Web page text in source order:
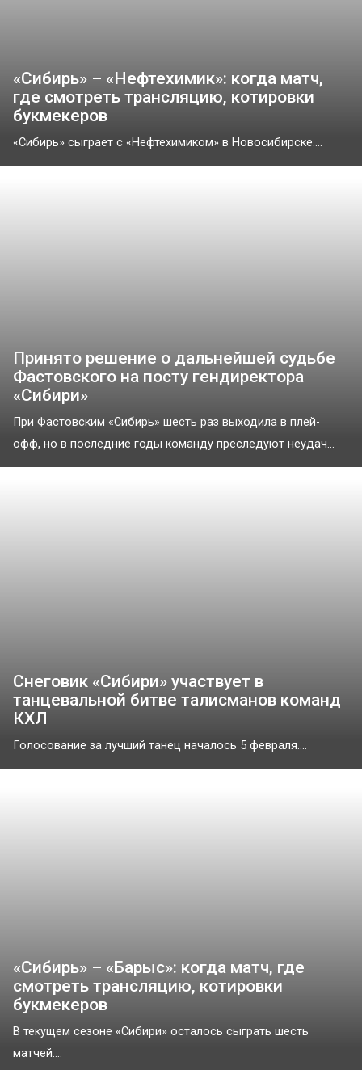
«Сибирь» – «Нефтехимик»: когда матч,
где смотреть трансляцию, котировки
букмекеров
«Сибирь» сыграет с «Нефтехимиком» в Новосибирске....
Принято решение о дальнейшей судьбе
Фастовского на посту гендиректора
«Сибири»
При Фастовским «Сибирь» шесть раз выходила в плей-
офф, но в последние годы команду преследуют неудач...
Снеговик «Сибири» участвует в
танцевальной битве талисманов команд
КХЛ
Голосование за лучший танец началось 5 февраля....
«Сибирь» – «Барыс»: когда матч, где
смотреть трансляцию, котировки
букмекеров
В текущем сезоне «Сибири» осталось сыграть шесть
матчей....